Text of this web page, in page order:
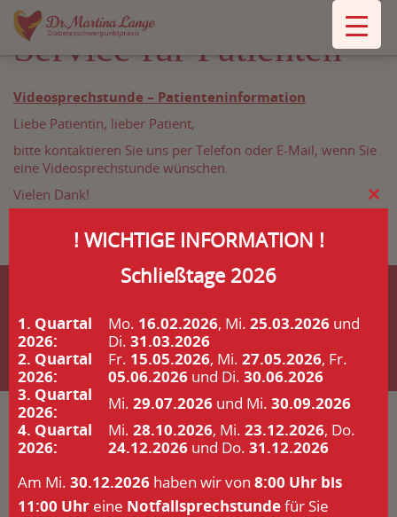
Service für Patienten
Videosprechstunde – Patienteninformation
Liebe Patientin, lieber Patient,
bitte kontaktieren Sie uns per Telefon oder E-Mail, wenn Sie
eine Videosprechstunde wünschen.
Vielen Dank!
Tel. 02226 - 911 53 - 0 |info@praxis-martinalange.de
Impressum
Datenschutz
! WICHTIGE INFORMATION !
Schließtage 2026
1. Quartal
2026:
Mo. 16.02.2026, Mi. 25.03.2026 und
Di. 31.03.2026
2. Quartal
2026:
Fr. 15.05.2026, Mi. 27.05.2026, Fr.
05.06.2026 und Di. 30.06.2026
3. Quartal
2026:
Mi. 29.07.2026 und Mi. 30.09.2026
4. Quartal
2026:
Mi. 28.10.2026, Mi. 23.12.2026, Do.
24.12.2026 und Do. 31.12.2026
Am Mi. 30.12.2026 haben wir von 8:00 Uhr bis
11:00 Uhr eine Notfallsprechstundefür Sie